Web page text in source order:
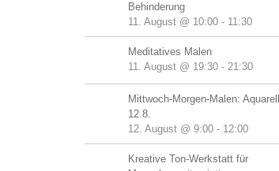
Behinderung
11. August @ 10:00 - 11:30
Meditatives Malen
11. August @ 19:30 - 21:30
Mittwoch-Morgen-Malen: Aquarell
12.8.
12. August @ 9:00 - 12:00
Kreative Ton-Werkstatt für